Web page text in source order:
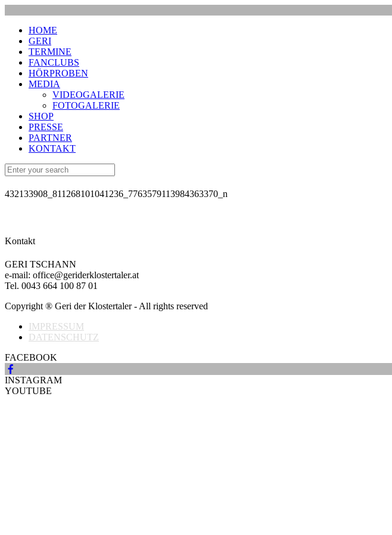
HOME
GERI
TERMINE
FANCLUBS
HÖRPROBEN
MEDIA
VIDEOGALERIE
FOTOGALERIE
SHOP
PRESSE
PARTNER
KONTAKT
432133908_811268101041236_7763579113984363370_n
Kontakt
GERI TSCHANN
e-mail: office@geriderklostertaler.at
Tel. 0043 664 100 87 01
Copyright ® Geri der Klostertaler - All rights reserved
IMPRESSUM
DATENSCHUTZ
FACEBOOK
INSTAGRAM
YOUTUBE